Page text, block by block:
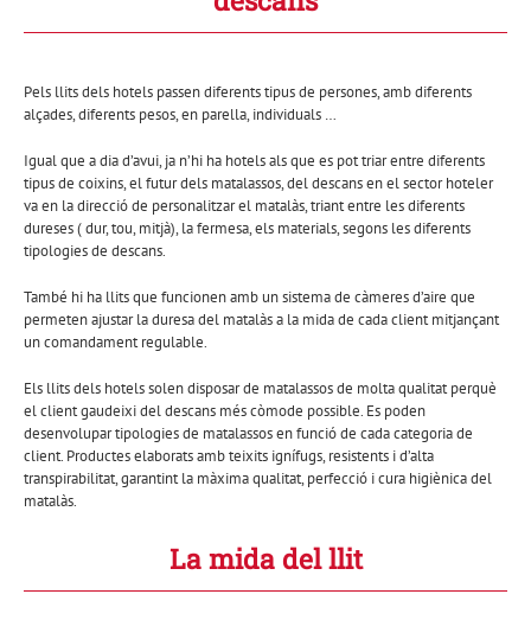
Pels llits dels hotels passen diferents tipus de persones, amb diferents
alçades, diferents pesos, en parella, individuals …
Igual que a dia d’avui, ja n’hi ha hotels als que es pot triar entre diferents
tipus de coixins, el futur dels matalassos, del descans en el sector hoteler
va en la direcció de personalitzar el matalàs, triant entre les diferents
dureses ( dur, tou, mitjà), la fermesa, els materials, segons les diferents
tipologies de descans.
També hi ha llits que funcionen amb un sistema de càmeres d’aire que
permeten ajustar la duresa del matalàs a la mida de cada client mitjançant
un comandament regulable.
Els llits dels hotels solen disposar de matalassos de molta qualitat perquè
el client gaudeixi del descans més còmode possible. Es poden
desenvolupar tipologies de matalassos en funció de cada categoria de
client. Productes elaborats amb teixits ignífugs, resistents i d’alta
transpirabilitat, garantint la màxima qualitat, perfecció i cura higiènica del
matalàs.
La mida del llit